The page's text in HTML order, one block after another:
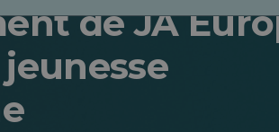
de JA